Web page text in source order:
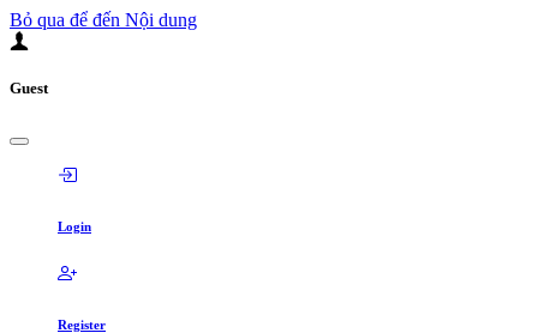
Bỏ qua để đến Nội dung
Guest
Login
Register